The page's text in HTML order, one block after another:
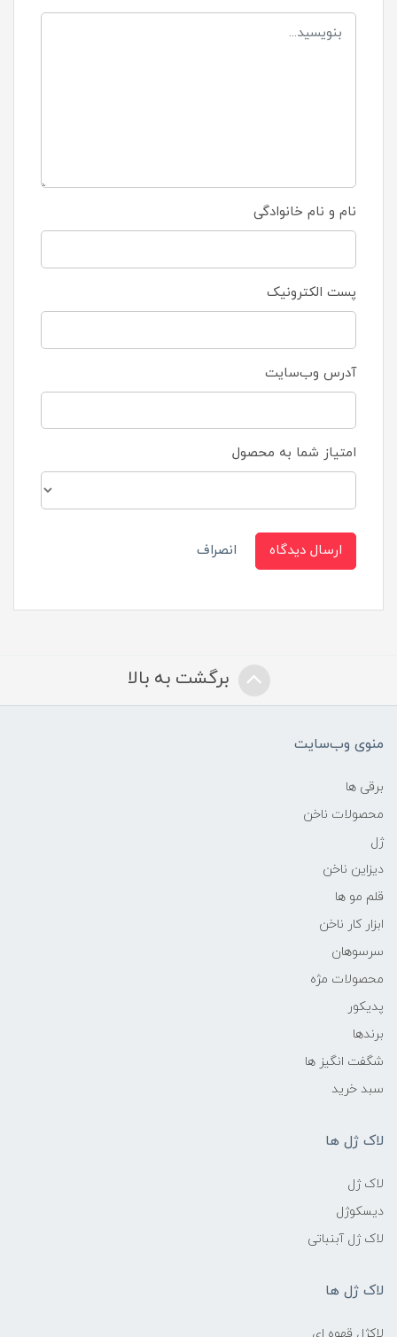
نام و نام خانوادگی
پست الکترونیک
آدرس وب‌سایت
امتیاز شما به محصول
ارسال دیدگاه انصراف
برگشت به بالا
منوی وب‌سایت
برقی ها
محصولات ناخن
ژل
دیزاین ناخن
قلم مو ها
ابزار کار ناخن
سرسوهان
محصولات مژه
پدیکور
برندها
شگفت انگیز ها
سبد خرید
لاک ژل ها
لاک ژل
دیسکوژل
لاک ژل آبنباتی
لاک ژل ها